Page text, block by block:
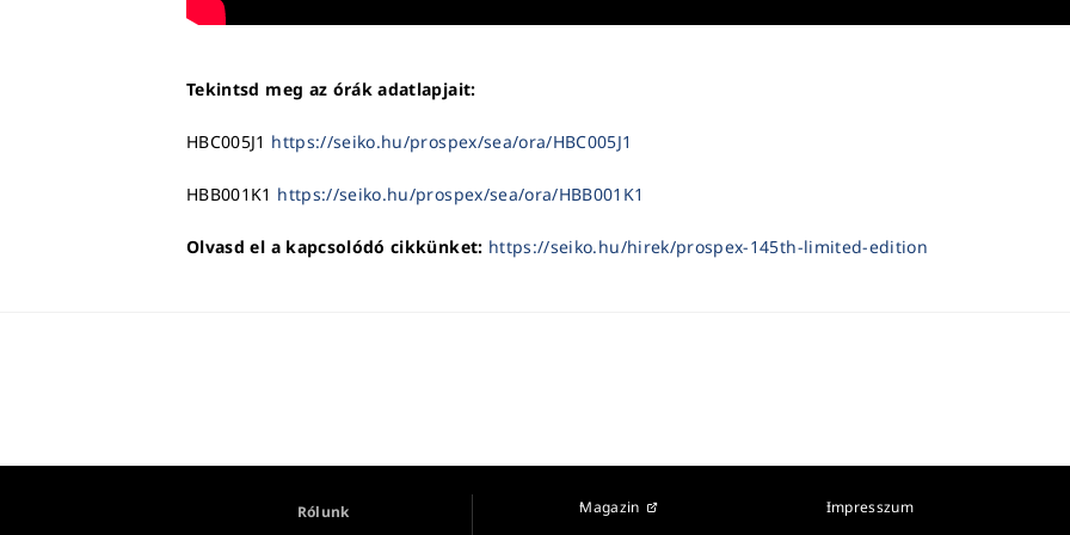
Tekintsd meg az órák adatlapjait:
HBC005J1 https://seiko.hu/prospex/sea/ora/HBC005J1
HBB001K1 https://seiko.hu/prospex/sea/ora/HBB001K1
Olvasd el a kapcsolódó cikkünket: https://seiko.hu/hirek/prospex-145th-limited-edition
Rólunk
Magazin
Impresszum